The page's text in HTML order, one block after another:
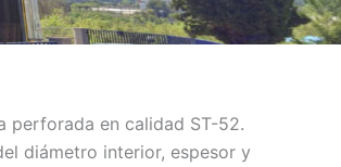
perforada en calidad ST-52.
diámetro interior, espesor y